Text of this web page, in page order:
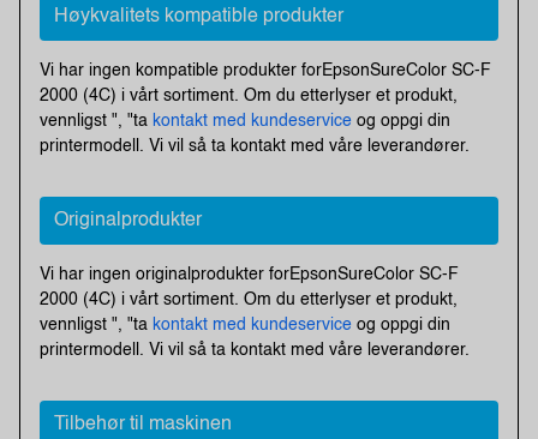
Høykvalitets kompatible produkter
Vi har ingen kompatible produkter forEpsonSureColor SC-F
2000 (4C) i vårt sortiment. Om du etterlyser et produkt,
vennligst ", "ta kontakt med kundeservice og oppgi din
printermodell. Vi vil så ta kontakt med våre leverandører.
Originalprodukter
Vi har ingen originalprodukter forEpsonSureColor SC-F
2000 (4C) i vårt sortiment. Om du etterlyser et produkt,
vennligst ", "ta kontakt med kundeservice og oppgi din
printermodell. Vi vil så ta kontakt med våre leverandører.
Tilbehør til maskinen